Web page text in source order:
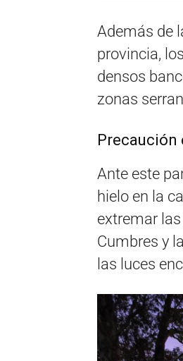
Además de
provincia,
densos
zonas
Precaución
Ante este
hielo en la
extremar
Cumbres y
las luces